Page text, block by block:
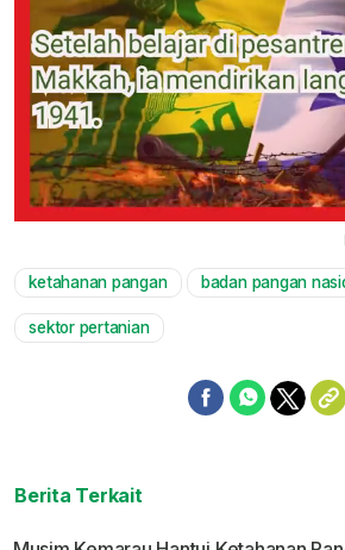
ketahanan pangan badan pangan
sektor pertanian
Berita Terkait